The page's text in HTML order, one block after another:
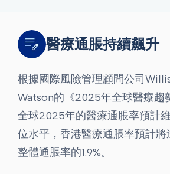
醫療通脹持續飆升
根據國際風險管理顧問公司
Watson的《2025年全球醫療趨
全球2025年的醫療通脹率預計
位水平，香港醫療通脹率預計將
整體通脹率的1.9%。